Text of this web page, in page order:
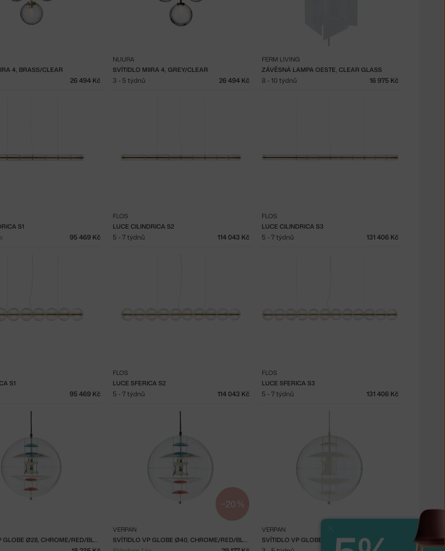
4, BRASS/CLEAR
26 494 Kč
SVÍTIDLO MIIRA 4, GREY/CLEAR
NUURA
3 - 5 týdnů 26 494 Kč
ZÁVĚSNÁ LAMPA OESTE, CLEAR GLASS
FERM LIVING
8 - 10 týdnů 16 975 Kč
S1
95 469 Kč
LUCE CILINDRICA S2
FLOS
5 - 7 týdnů 114 043 Kč
LUCE CILINDRICA S3
FLOS
5 - 7 týdnů 131 406 Kč
S1
95 469 Kč
LUCE SFERICA S2
FLOS
5 - 7 týdnů 114 043 Kč
LUCE SFERICA S3
FLOS
5 - 7 týdnů 131 406 Kč
SVÍTIDLO VP GLOBE Ø28, CHROME/RED/BLUE
−20 %
SVÍTIDLO VP GLOBE Ø40, CHROME/RED/BLUE
VERPAN
SVÍTIDLO VP GLOBE Ø40, OPAL GLASS
VERPAN